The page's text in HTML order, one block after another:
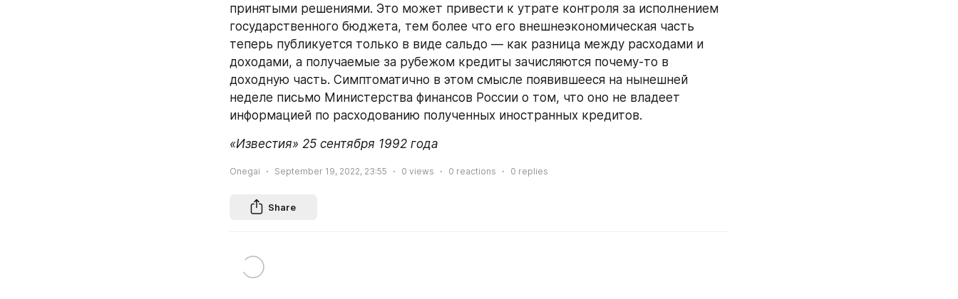
принятыми решениями. Это может привести к утрате контроля за исполнением
государственного бюджета, тем более что его внешнеэкономическая часть
теперь публикуется только в виде сальдо — как разница между расходами и
доходами, а получаемые за рубежом кредиты зачисляются почему-то в
доходную часть. Симптоматично в этом смысле появившееся на нынешней
неделе письмо Министерства финансов России о том, что оно не владеет
информацией по расходованию полученных иностранных кредитов.
«Известия» 25 сентября 1992 года
Onegai September 19, 2022, 23:55 0 views 0 reactions 0 replies
Share